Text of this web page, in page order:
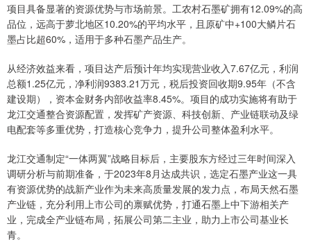
项目具备显著的资源优势与市场前景。工农村石墨矿拥有12.09%的高
品位，远高于萝北地区10.20%的平均水平，且原矿中+100大鳞片石
墨占比超60%，适用于多种石墨产品生产。
从经济效益来看，项目达产后预计年均实现营业收入7.67亿元，利润
总额1.25亿元，净利润9383.21万元，税后投资回收期9.95年（不含
建设期），资本金财务内部收益率8.45%。项目的成功实施将有助于
龙江交通整合资源配置，发挥矿产资源、科技创新、产业链联动及绿
电配套等多重优势，打造核心竞争力，提升公司整体盈利水平。
龙江交通制定“一体两翼”战略目标后，主要股东方经过三年时间深入
调研分析与前期准备，于2023年8月达成共识，选定石墨产业这一具
有资源优势的战新产业作为未来高质量发展的发力点，布局天然石墨
产业链，充分利用上市公司的禀赋优势，打通石墨上中下游相关产
业，完成全产业链布局，拓展公司第二主业，助力上市公司基业长
青。